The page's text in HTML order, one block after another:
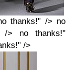
thanks!" /> no
/> no thanks!"
/>